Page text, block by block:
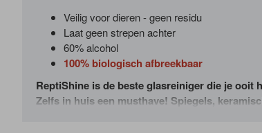
Veilig voor dieren - geen residu
Laat geen strepen achter
60% alcohol
100% biologisch afbreekbaar
ReptiShine is de beste glasreiniger die je ooit
Zelfs in huis een musthave! Spiegels,